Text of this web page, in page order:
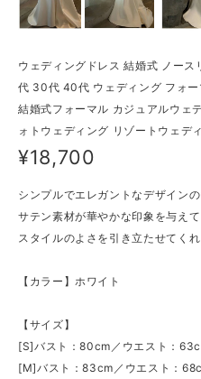
ウェディングドレス 結婚式 ノー
代 30代 40代 ウェディング フォ
結婚式フォーマル カジュアルウェ
ォトウェディング リゾートウェデ
¥18,700
シンプルでエレガントなデザイン
サテン素材が華やかな印象を与えて
スタイルのよさを引き立たせてく
【カラー】ホワイト
【サイズ】
[S]バスト：80cm／ウエスト：
[M]バスト：83cm／ウエスト：